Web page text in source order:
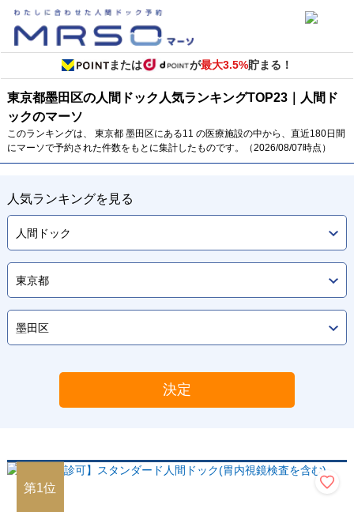
または が最大3.5%貯まる！
東京都墨田区の人間ドック 人気ランキングTOP23｜人間ド
ックのマーソ
このランキングは、 東京都 墨田区にある11 の医療施設の中から、直近180日間
にマーソで予約された件数をもとに集計したものです。（2026/08/07時点）
人気ランキングを見る
決定
第1位